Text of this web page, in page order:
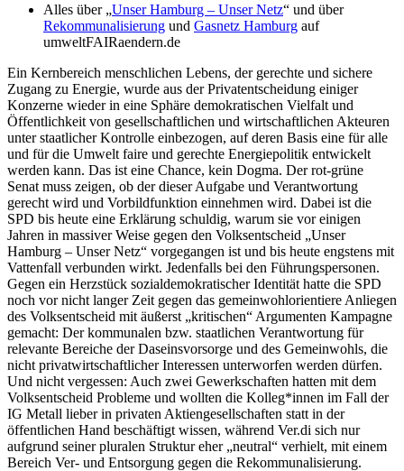
Alles über „Unser Hamburg – Unser Netz“ und über
Rekommunalisierung und Gasnetz Hamburg auf
umweltFAIRaendern.de
Ein Kernbereich menschlichen Lebens, der gerechte und sichere
Zugang zu Energie, wurde aus der Privatentscheidung einiger
Konzerne wieder in eine Sphäre demokratischen Vielfalt und
Öffentlichkeit von gesellschaftlichen und wirtschaftlichen Akteuren
unter staatlicher Kontrolle einbezogen, auf deren Basis eine für alle
und für die Umwelt faire und gerechte Energiepolitik entwickelt
werden kann. Das ist eine Chance, kein Dogma. Der rot-grüne
Senat muss zeigen, ob der dieser Aufgabe und Verantwortung
gerecht wird und Vorbildfunktion einnehmen wird. Dabei ist die
SPD bis heute eine Erklärung schuldig, warum sie vor einigen
Jahren in massiver Weise gegen den Volksentscheid „Unser
Hamburg – Unser Netz“ vorgegangen ist und bis heute engstens mit
Vattenfall verbunden wirkt. Jedenfalls bei den Führungspersonen.
Gegen ein Herzstück sozialdemokratischer Identität hatte die SPD
noch vor nicht langer Zeit gegen das gemeinwohlorientiere Anliegen
des Volksentscheid mit äußerst „kritischen“ Argumenten Kampagne
gemacht: Der kommunalen bzw. staatlichen Verantwortung für
relevante Bereiche der Daseinsvorsorge und des Gemeinwohls, die
nicht privatwirtschaftlicher Interessen unterworfen werden dürfen.
Und nicht vergessen: Auch zwei Gewerkschaften hatten mit dem
Volksentscheid Probleme und wollten die Kolleg*innen im Fall der
IG Metall lieber in privaten Aktiengesellschaften statt in der
öffentlichen Hand beschäftigt wissen, während Ver.di sich nur
aufgrund seiner pluralen Struktur eher „neutral“ verhielt, mit einem
Bereich Ver- und Entsorgung gegen die Rekommunalisierung.